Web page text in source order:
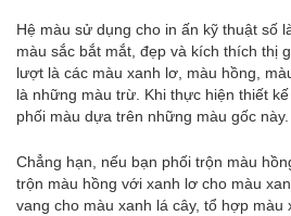
Hệ màu sử dụng cho in ấn kỹ thuật số
màu sắc bắt mắt, đẹp và kích thích thị
lượt là các màu xanh lơ, màu hồng,
là những màu trừ. Khi thực hiện thiết
phối màu dựa trên những màu gốc này.
Chẳng hạn, nếu bạn phối trộn màu
trộn màu hồng với xanh lơ cho màu
vang cho màu xanh lá cây, tổ hợp